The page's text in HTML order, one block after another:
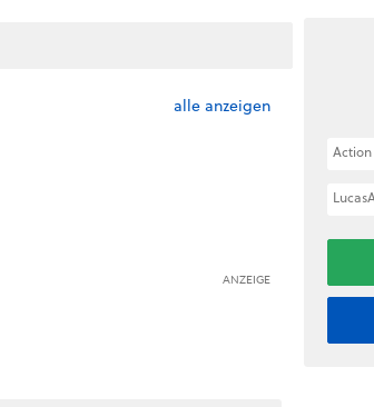
alle anzeigen
ANZEIGE
Action